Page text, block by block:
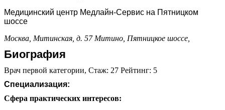
Медицинский центр Медлайн-Сервис на Пятницком
шоссе
Москва, Митинская, д. 57 Митино, Пятницкое шоссе,
Биография
Врач первой категории, Стаж: 27 Рейтинг: 5
Специализация:
Сфера практических интересов: